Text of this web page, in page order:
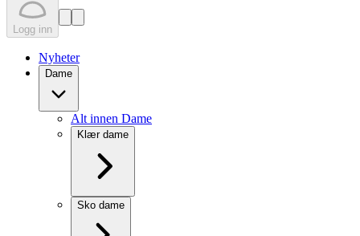
Logg inn
Nyheter
Dame
Alt innen Dame
Klær dame
Sko dame